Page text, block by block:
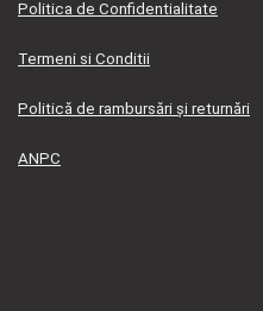
Politica de Confidentialitate
Termeni si Conditii
Politică de rambursări și returnări
ANPC